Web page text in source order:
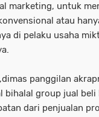
marketing, untuk
atau
di pelaku usaha
panggilan
bihalal group jual
dari penjualan